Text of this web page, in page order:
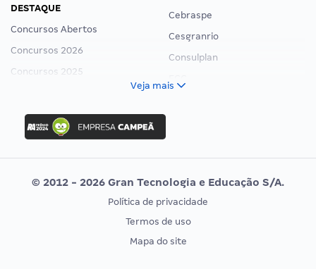
DESTAQUE
Concursos Abertos
Concursos 2026
Concursos 2025
Concurso Ibama
Concurso MPU
Editais publicados
Cebraspe
Cesgranrio
Consulplan
Vunesp
CONCURSOS POR PROFISSÃO
EXAME DE ORDEM
Veja mais
© 2012 - 2026 Gran Tecnologia e Educação S/A.
Política de privacidade
Termos de uso
Mapa do site